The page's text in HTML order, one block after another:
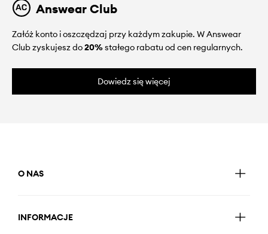
Answear Club
Załóż konto i oszczędzaj przy każdym zakupie. W Answear
Club zyskujesz do20%stałego rabatu od cen regularnych.
Dowiedz się więcej
O NAS
INFORMACJE